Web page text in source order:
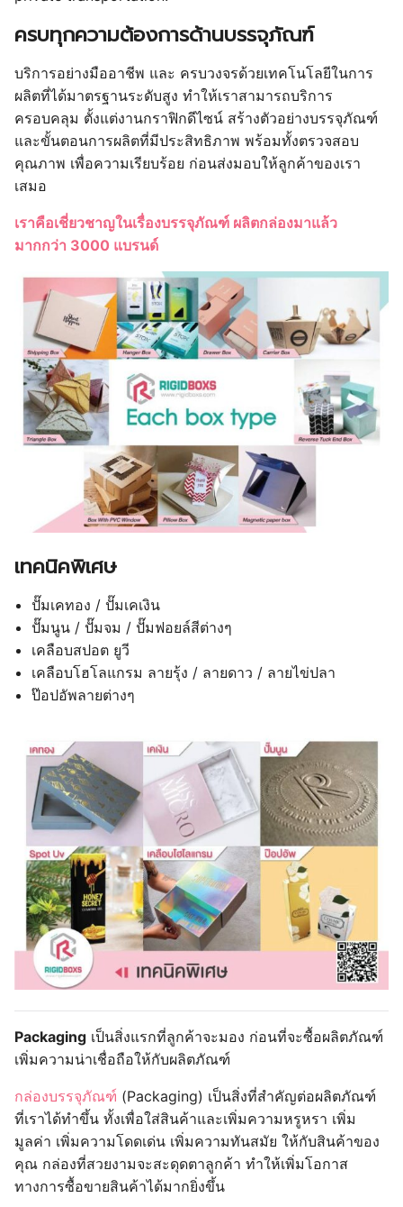
เทคนิคพิเศษ
ปั๊มเคทอง / ปั๊มเคเงิน
ปั๊มนูน / ปั๊มจม / ปั๊มฟอยล์สีต่างๆ
เคลือบสปอต ยูวี
เคลือบโฮโลแกรม ลายรุ้ง / ลายดาว / ลายไข่ปลา
ป๊อปอัพลายต่างๆ
Packagingเป็นสิ่งแรกที่ลูกค้าจะมอง ก่อนที่จะซื้อผลิตภัณฑ์
เพิ่มความน่าเชื่อถือให้กับผลิตภัณฑ์
กล่องบรรจุภัณฑ์(Packaging) เป็นสิ่งที่สำคัญต่อผลิตภัณฑ์
ที่เราได้ทำขึ้น ทั้งเพื่อใส่สินค้าและเพิ่มความหรูหรา เพิ่ม
มูลค่า เพิ่มความโดดเด่น เพิ่มความทันสมัย ให้กับสินค้าของ
คุณ กล่องที่สวยงามจะสะดุดตาลูกค้า ทำให้เพิ่มโอกาส
ทางการซื้อขายสินค้าได้มากยิ่งขึ้น
โรงพิมพ์เราเน้น คุณภาพ ตั้งแต่กระดาษที่พิมพ์กล่อง ใช้
กระดาษเกรดพรีเมี่ยมอย่างดี พิมพ์ 4 สี (CMYK) สีสัน
สวยงาม ผิวเรียบสวย เวลาเคลือบลานิเมตน ถ้าเคลือบเงา จะ
ออกมาเงางาม หรือ ถ้าเคลือบด้าน ก็จะเรียบหรูสวยงาม พิมพ์
ได้ตามแบบที่ลูกค้าต้องการ
เราตระหนักถึงความต้องการของลูกค้า ที่จะนำงานมาพิมพ์
เพื่อวัตถุประสงค์ต่างๆ ความสำเร็จทางธุรกิจ ความก้าวหน้า
ของแบรนด์
งานพิมพ์ที่มีคุณภาพ เป็นปัจจัยสำคัญที่แสดงภาพลักษณ์ให้
กับผู้บริโภคได้อย่างดีอีกด้วยUpdate ข่าวสารบทความดีๆ
ผลงานผลิตบรรจุภัณฑ์ในรูปแบบที่หลากหลาย
ที่www.facebook.com/rigidboxs